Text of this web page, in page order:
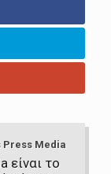
Press Media
είναι το